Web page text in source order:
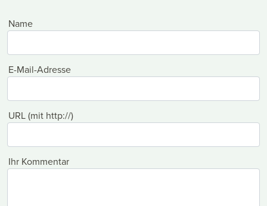
Name
E-Mail-Adresse
URL (mit http://)
Ihr Kommentar